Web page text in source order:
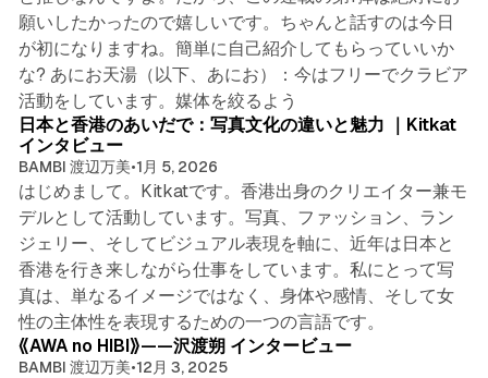
願いしたかったので嬉しいです。ちゃんと話すのは今日
が初になりますね。簡単に自己紹介してもらっていいか
な? あにお天湯（以下、あにお）：今はフリーでクラビア
活動をしています。媒体を絞るよう
日本と香港のあいだで：写真文化の違いと魅力 ｜Kitkat
インタビュー
BAMBI 渡辺万美•1月 5, 2026
はじめまして。Kitkatです。香港出身のクリエイター兼モ
デルとして活動しています。写真、ファッション、ラン
ジェリー、そしてビジュアル表現を軸に、近年は日本と
香港を行き来しながら仕事をしています。私にとって写
真は、単なるイメージではなく、身体や感情、そして女
性の主体性を表現するための一つの言語です。
8 min read
《AWA no HIBI》——沢渡朔 インタービュー
BAMBI 渡辺万美•12月 3, 2025